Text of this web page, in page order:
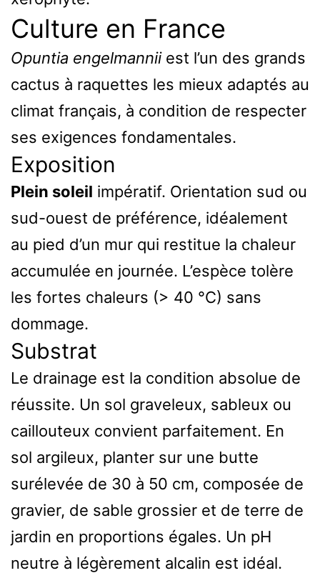
Culture en France
Opuntia engelmanniiest l’un des grands
cactus à raquettes les mieux adaptés au
climat français, à condition de respecter
ses exigences fondamentales.
Exposition
Plein soleil impératif. Orientation sud ou
sud-ouest de préférence, idéalement
au pied d’un mur qui restitue la chaleur
accumulée en journée. L’espèce tolère
les fortes chaleurs (> 40 °C) sans
dommage.
Substrat
Le drainage est la condition absolue de
réussite. Un sol graveleux, sableux ou
caillouteux convient parfaitement. En
sol argileux, planter sur une butte
surélevée de 30 à 50 cm, composée de
gravier, de sable grossier et de terre de
jardin en proportions égales. Un pH
neutre à légèrement alcalin est idéal.